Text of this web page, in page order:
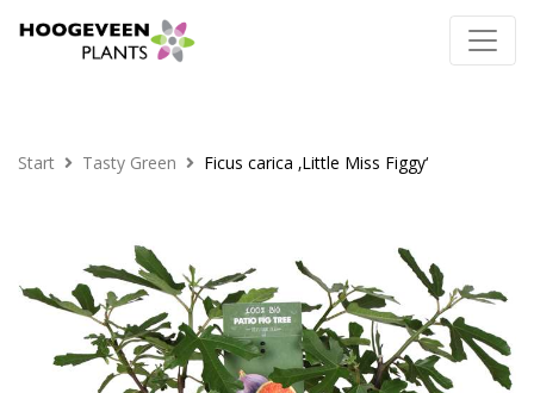
Start Tasty Green Ficus carica ‚Little Miss Figgy‘